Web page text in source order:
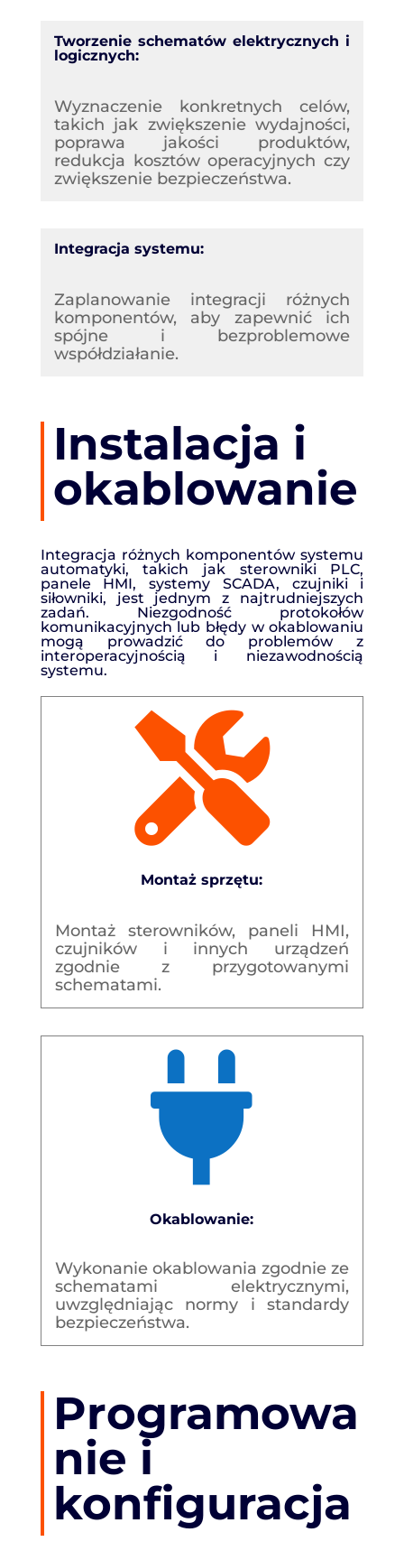
Tworzenie schematów elektrycznych i
logicznych:
Wyznaczenie konkretnych celów,
takich jak zwiększenie wydajności,
poprawa jakości produktów,
redukcja kosztów operacyjnych czy
zwiększenie bezpieczeństwa.
Integracja systemu:
Zaplanowanie integracji różnych
komponentów, aby zapewnić ich
spójne i bezproblemowe
współdziałanie.
Instalacja i
okablowanie
Integracja różnych komponentów systemu
automatyki, takich jak sterowniki PLC,
panele HMI, systemy SCADA, czujniki i
siłowniki, jest jednym z najtrudniejszych
zadań. Niezgodność protokołów
komunikacyjnych lub błędy w okablowaniu
mogą prowadzić do problemów z
interoperacyjnością i niezawodnością
systemu.

Montaż sprzętu:
Montaż sterowników, paneli HMI,
czujników i innych urządzeń
zgodnie z przygotowanymi
schematami.

Okablowanie:
Wykonanie okablowania zgodnie ze
schematami elektrycznymi,
uwzględniając normy i standardy
bezpieczeństwa.
Programowa
nie i
konfiguracja